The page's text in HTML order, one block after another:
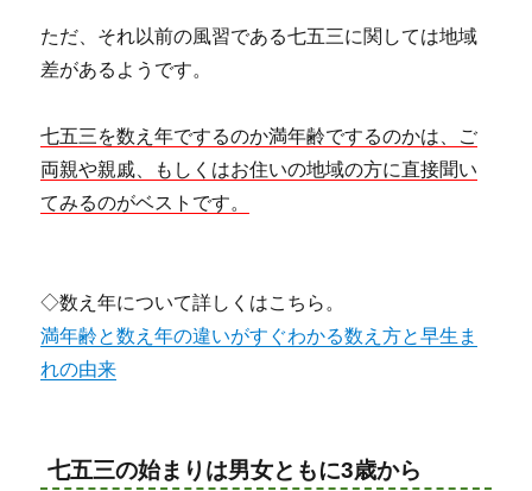
ただ、それ以前の風習である七五三に関しては地域
差があるようです。
七五三を数え年でするのか満年齢でするのかは、ご
両親や親戚、もしくはお住いの地域の方に直接聞い
てみるのがベストです。
◇数え年について詳しくはこちら。
満年齢と数え年の違いがすぐわかる数え方と早生ま
れの由来
七五三の始まりは男女ともに3歳から